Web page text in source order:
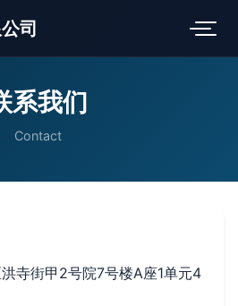
司
系我们
Contact
寺街甲2号院7号楼A座1单元4